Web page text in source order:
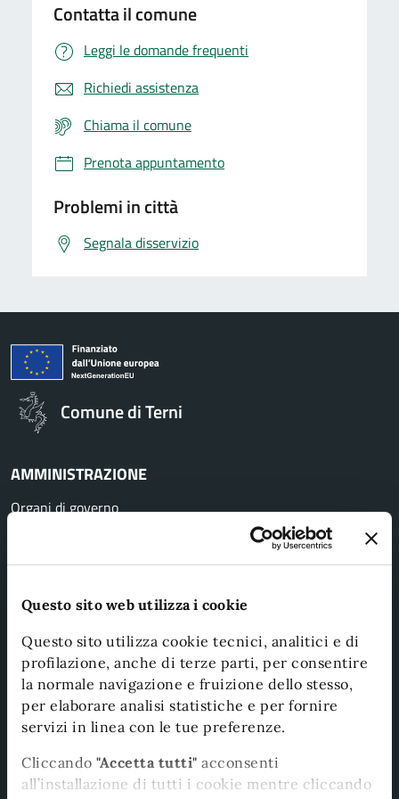
Questo sito web utilizza i cookie
Questo sito utilizza cookie tecnici, analitici e di
profilazione, anche di terze parti, per consentire
la normale navigazione e fruizione dello stesso,
per elaborare analisi statistiche e per fornire
servizi in linea con le tue preferenze.
Cliccando "Accetta tutti" acconsenti
all’installazione di tutti i cookie mentre cliccando
Contatta il comune
Leggi le domande frequenti
Richiedi assistenza
Chiama il comune
Prenota appuntamento
Problemi in città
Segnala disservizio
Comune di Terni
AMMINISTRAZIONE
Organi di governo
Uffici
Personale amministrativo
Documenti e dati
Agricoltura e pesca